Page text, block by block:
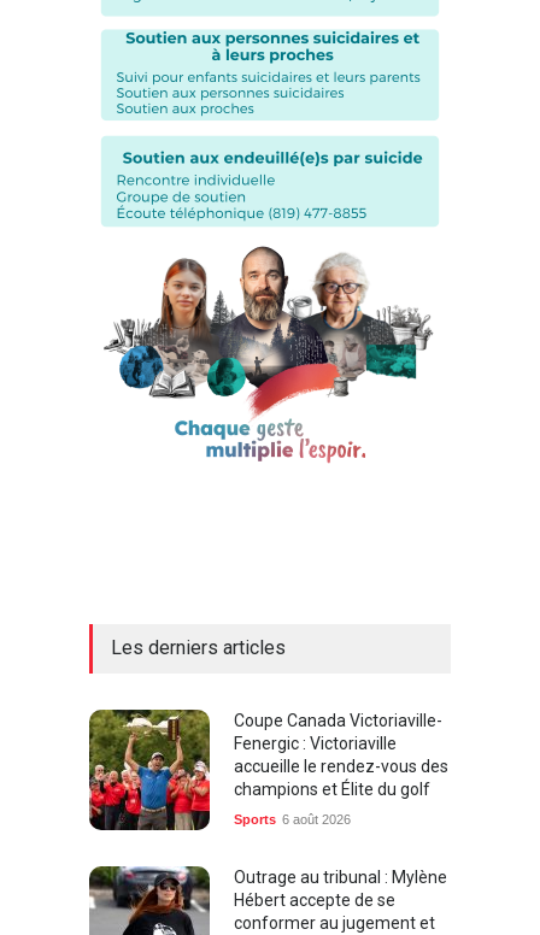
Les derniers articles
Coupe Canada Victoriaville-
Fenergic : Victoriaville
accueille le rendez-vous des
champions et Élite du golf
Sports 6 août 2026
Outrage au tribunal : Mylène
Hébert accepte de se
conformer au jugement et